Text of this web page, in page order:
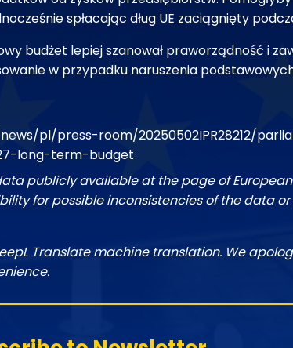
spłacając dług UE zaciągnięty
budżet lepiej szanował praworządność i
w przypadku naruszenia
pl/press-room/20250502IPR28212/
long-term-budget
publicly available at the page of
for possible inconsistencies of the data
Translate machine translation. We